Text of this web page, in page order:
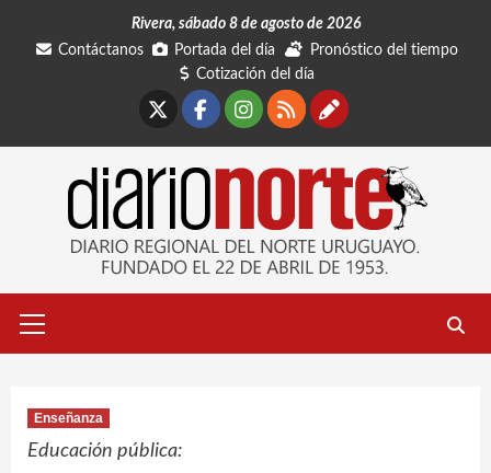
Rivera, sábado 8 de agosto de 2026
Contáctanos
Portada del día
Pronóstico del tiempo
Cotización del día
Facebook
Instagram
RSSContáctanos
primario
Enseñanza
Educación pública: